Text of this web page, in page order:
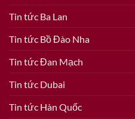
Tin tức Ba Lan
Tin tức Bồ Đào Nha
Tin tức Đan Mạch
Tin tức Dubai
Tin tức Hàn Quốc